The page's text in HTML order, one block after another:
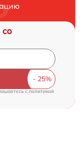
со
cполитикой